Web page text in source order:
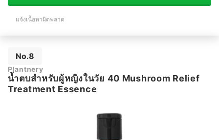
แจ้งเนื้อหาผิดพลาด
No.8
Plantnery
น้ำตบสำหรับผู้หญิงในวัย 40 Mushroom Relief
Treatment Essence